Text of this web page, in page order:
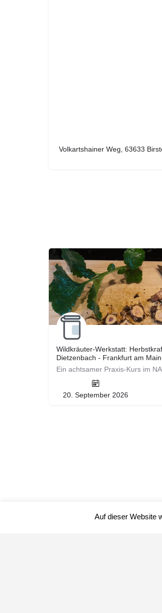
Volkartshainer Weg, 63633
Wildkräuter‑Werkstatt:
Dietzenbach - Frankfurt am Main
20. September 2026
Auf dieser Website